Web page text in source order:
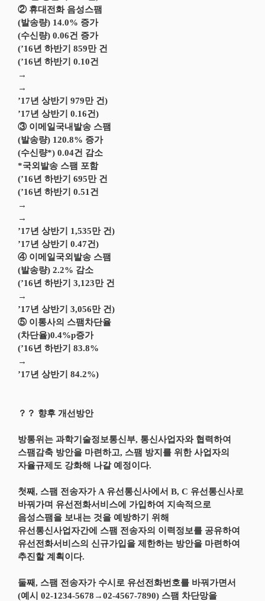
② 휴대전화 음성스팸
(발송량) 14.0% 증가
(수신량) 0.06건 증가
(’16년 하반기 859만 건
(’16년 하반기 0.10건
→
→
’17년 상반기 979만 건)
’17년 상반기 0.16건)
③ 이메일국내발송 스팸
(발송량) 120.8% 증가
(수신량*) 0.04건 감소
*국외발송 스팸 포함
(’16년 하반기 695만 건
(’16년 하반기 0.51건
→
→
’17년 상반기 1,535만 건)
’17년 상반기 0.47건)
④ 이메일국외발송 스팸
(발송량) 2.2% 감소
(’16년 하반기 3,123만 건
→
’17년 상반기 3,056만 건)
⑤ 이통사의 스팸차단율
(차단율)0.4%p증가
(’16년 하반기 83.8%
→
’17년 상반기 84.2%)
？？ 향후 개선방안
방통위는 과학기술정보통신부, 통신사업자와 협력하여
스팸감축 방안을 마련하고, 스팸 방지를 위한 사업자의
자율규제도 강화해 나갈 예정이다.
첫째, 스팸 전송자가 A 유선통신사에서 B, C 유선통신사로
바꿔가며 유선전화서비스에 가입하여 지속적으로
음성스팸을 보내는 것을 예방하기 위해
유선통신사업자간에 스팸 전송자의 이력정보를 공유하여
유선전화서비스의 신규가입을 제한하는 방안을 마련하여
추진할 계획이다.
둘째, 스팸 전송자가 수시로 유선전화번호를 바꿔가면서
(예시 02-1234-5678→02-4567-7890) 스팸 차단망을